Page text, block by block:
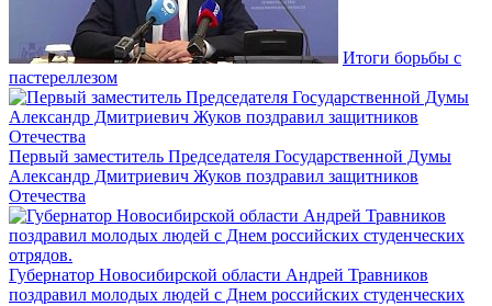
Итоги борьбы с
пастереллезом
Первый заместитель Председателя Государственной Думы
Александр Дмитриевич Жуков поздравил защитников
Отечества
Губернатор Новосибирской области Андрей Травников
поздравил молодых людей с Днем российских студенческих